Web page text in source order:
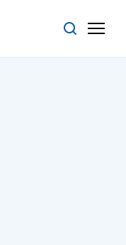
ZoekenMenu